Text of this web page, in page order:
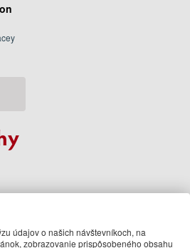
údajov o našich návštevníkoch, na
zobrazovanie prispôsobeného obsahu